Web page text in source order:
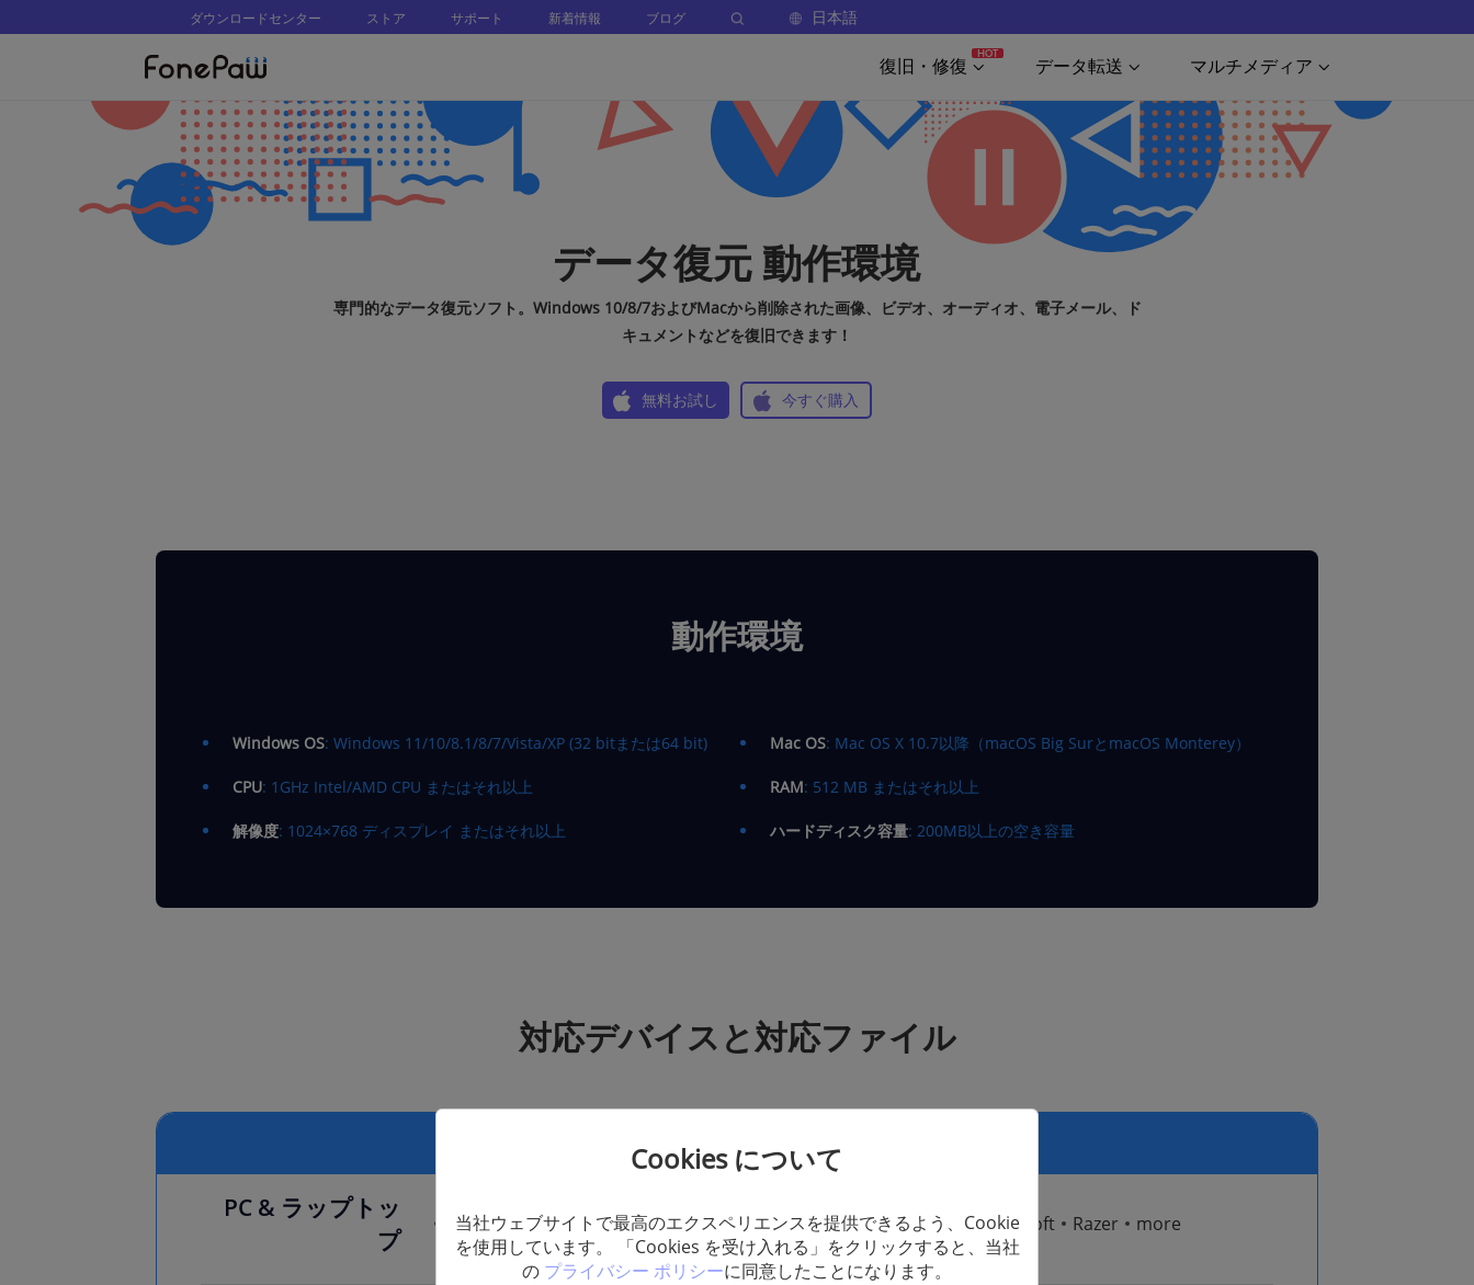
ダウンロードセンター ストア サポート 新着情報 ブログ 日本語
復旧・修復
HOT
データ転送 マルチメディア
データ復元 動作環境
専門的なデータ復元ソフト。Windows 10/8/7およびMacから削除された画像、ビデオ、オーディオ、電子メール、ド
キュメントなどを復旧できます！
無料お試し 今すぐ購入
動作環境
Windows OS: Windows 11/10/8.1/8/7/Vista/XP (32 bitまたは64 bit) Mac OS: Mac OS X 10.7以降（macOS Big SurとmacOS Monterey）
CPU: 1GHz Intel/AMD CPU またはそれ以上 RAM: 512 MB またはそれ以上
解像度: 1024×768 ディスプレイ またはそれ以上 ハードディスク容量: 200MB以上の空き容量
対応デバイスと対応ファイル
対応デバイス
PC & ラップトッ
プ
Apple HP Lenovo Samsung Dell TOSHIBA Sony Acer Microsoft Razer more
Cookies について
当社ウェブサイトで最高のエクスペリエンスを提供できるよう、Cookie
を使用しています。 「Cookies を受け入れる」をクリックすると、当社
の プライバシー ポリシーに同意したことになります。